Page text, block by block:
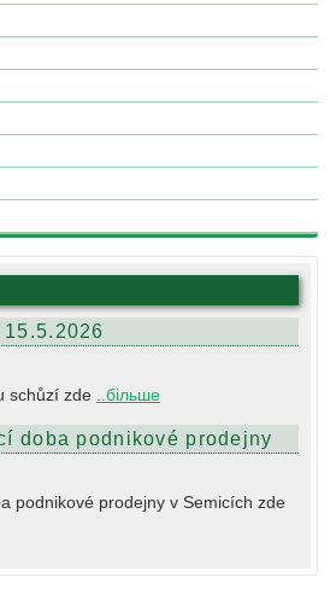
schůzí zde
..більше
doba podnikové prodejny
podnikové prodejny v Semicích zde